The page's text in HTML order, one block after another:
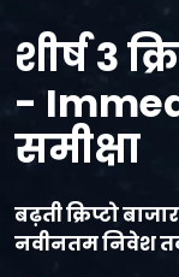
शीर्ष 3
-
समीक्षा
बढ़ती क्रिप्टो
नवीनतम निवेश